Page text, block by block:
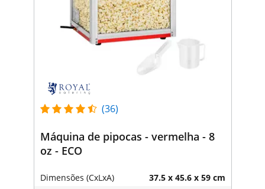
(36)
Máquina de pipocas - vermelha - 8
oz - ECO
Dimensões (CxLxA) 37.5 x 45.6 x 59 cm